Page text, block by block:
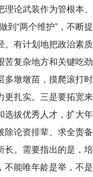
论武装作为管根本
到“两个维护”，不断
有计划地把政治素
复杂地方和关键吃
墩墩苗，摸爬滚打
扎实。三是要拓宽
拔优秀人才，扩大
论资排辈、求全责
。需要指出的是，
能唯年龄是举，不